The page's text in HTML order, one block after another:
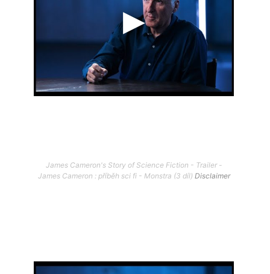
James Cameron's Story of Science Fiction - Trailer -
James Cameron : příběh sci fi - Monstra (3 díl) Disclaimer